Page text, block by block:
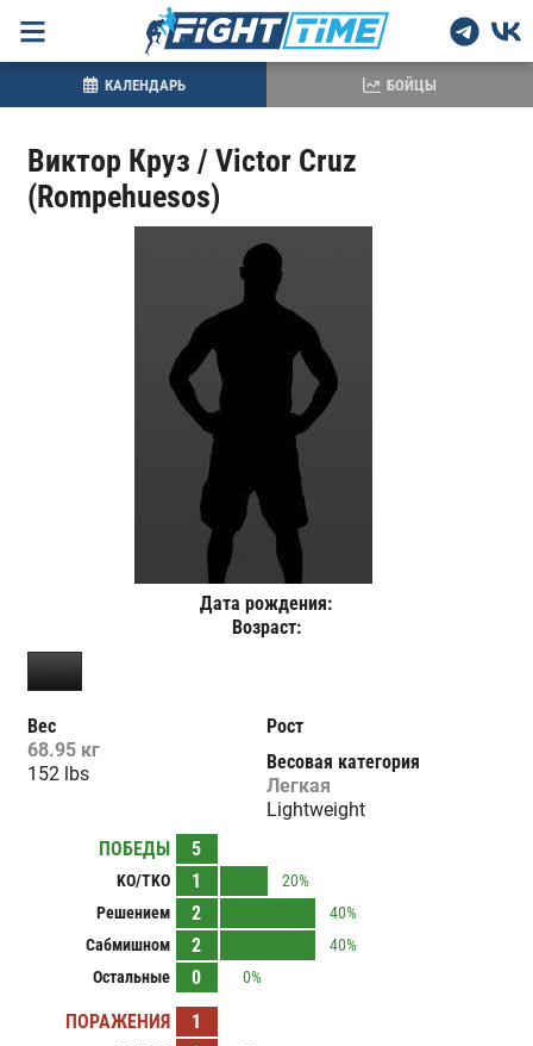
Виктор Круз / Victor Cruz
(Rompehuesos)
Дата рождения:
Возраст:
Вес
68.95 кг
152 lbs
Рост
Весовая категория
Легкая
Lightweight
ПОБЕДЫ
5
KO/TKO 1
20%
Решением
2
40%
Сабмишном
2
40%
Остальные
0 0%
ПОРАЖЕНИЯ 1
КАЛЕНДАРЬ БОЙЦЫ